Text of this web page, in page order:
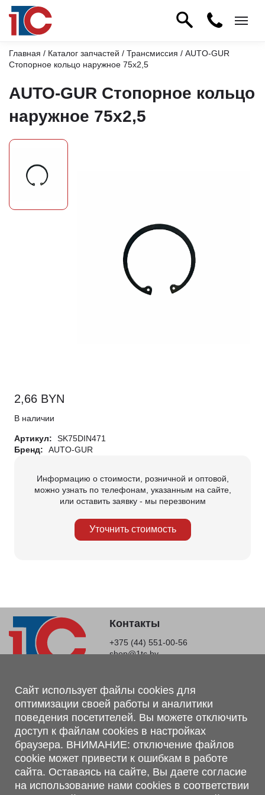
Главная / Каталог запчастей / Трансмиссия / AUTO-GUR
Стопорное кольцо наружное 75х2,5
AUTO-GUR Стопорное кольцо
наружное 75х2,5
2,66 BYN
В наличии
Артикул:
SK75DIN471
Бренд:
AUTO-GUR
Информацию о стоимости, розничной и оптовой,
можно узнать по телефонам, указанным на сайте,
или оставить заявку - мы перезвоним
Уточнить стоимость
Контакты
+375 (44) 551-00-56
shop@1tc.by
Магазин, склад
г. Минск, Минский р-н, п. Привольный, ул. Мира, 20А,
223062
г. Брест, ул. Лейтенанта Рябцева, 108 В, 224701
Обращаем Ваше внимание, что вся предоставленная на сайте
информация, касающаяся комплектаций, технических
характеристик, цветовых сочетаний, а также стоимости и
сервисного обслуживания носит информационный характер и
Сайт использует файлы cookies для
оптимизации своей работы и аналитики
поведения посетителей. Вы можете отключить
доступ к файлам cookies в настройках
браузера. ВНИМАНИЕ: отключение файлов
cookie может привести к ошибкам в работе
сайта. Оставаясь на сайте, Вы даете согласие
на использование нами cookies в соответствии